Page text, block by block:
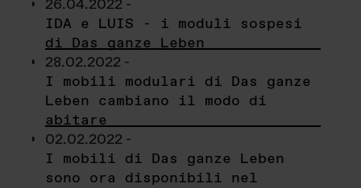
26.04.2022 -
IDA e LUIS - i moduli sospesi
di Das ganze Leben
28.02.2022 -
I mobili modulari di Das ganze
Leben cambiano il modo di
abitare
02.02.2022 -
I mobili di Das ganze Leben
sono ora disponibili nel